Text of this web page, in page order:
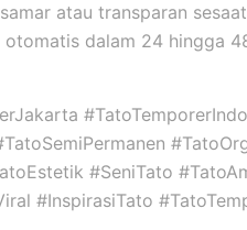
atau transparan
dalam 24 hingga
#SeniTato
#InspirasiTato